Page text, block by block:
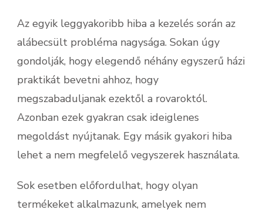
Az egyik leggyakoribb hiba a kezelés során az
alábecsült probléma nagysága. Sokan úgy
gondolják, hogy elegendő néhány egyszerű házi
praktikát bevetni ahhoz, hogy
megszabaduljanak ezektől a rovaroktól.
Azonban ezek gyakran csak ideiglenes
megoldást nyújtanak. Egy másik gyakori hiba
lehet a nem megfelelő vegyszerek használata.
Sok esetben előfordulhat, hogy olyan
termékeket alkalmazunk, amelyek nem